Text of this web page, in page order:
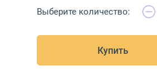
Выберите количество:
Купить